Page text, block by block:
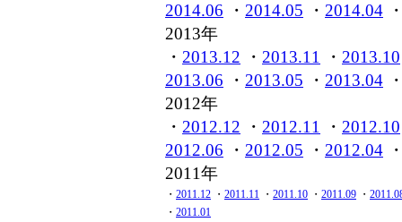
2014.06 ・ 2014.05 ・ 2014.04
2013年
・ 2013.12 ・ 2013.11 ・ 2013.10
2013.06 ・ 2013.05 ・ 2013.04
2012年
・ 2012.12 ・ 2012.11 ・ 2012.10
2012.06 ・ 2012.05 ・ 2012.04
2011年
・ 2011.12 ・ 2011.11 ・ 2011.10 ・ 2011.09 ・
・ 2011.01